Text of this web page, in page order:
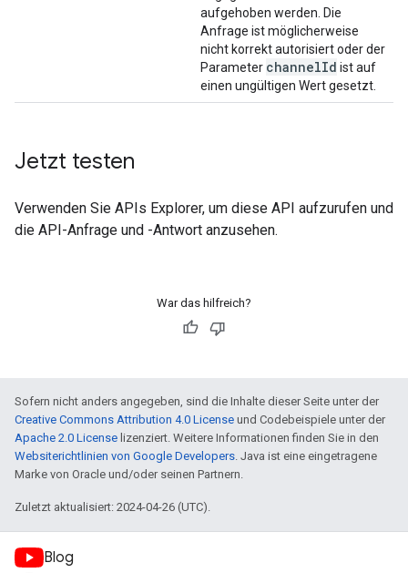
aufgehoben werden. Die
Anfrage ist möglicherweise
nicht korrekt autorisiert oder der
Parameter channelId ist auf
einen ungültigen Wert gesetzt.
Jetzt testen
Verwenden Sie APIs Explorer, um diese API aufzurufen und
die API-Anfrage und -Antwort anzusehen.
War das hilfreich?
Sofern nicht anders angegeben, sind die Inhalte dieser Seite unter der
Creative Commons Attribution 4.0 License und Codebeispiele unter der
Apache 2.0 License lizenziert. Weitere Informationen finden Sie in den
Websiterichtlinien von Google Developers. Java ist eine eingetragene
Marke von Oracle und/oder seinen Partnern.
Zuletzt aktualisiert: 2024-04-26 (UTC).
Blog